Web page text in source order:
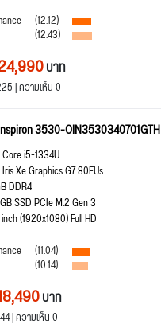
(12.12)
(12.43)
บาท
| ความเห็น 0
3530-OIN3530340701GTH
i5-1334U
Xe Graphics G7 80EUs
DDR4
SSD PCIe M.2 Gen 3
(1920x1080) Full HD
(11.04)
(10.14)
บาท
| ความเห็น 0